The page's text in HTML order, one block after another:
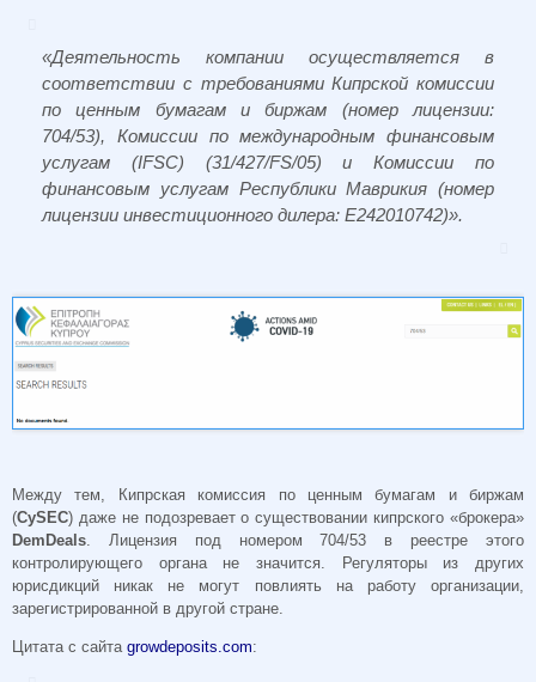
«Деятельность компании осуществляется в
соответствии с требованиями Кипрской комиссии
по ценным бумагам и биржам (номер лицензии:
704/53), Комиссии по международным финансовым
услугам (IFSC) (31/427/FS/05) и Комиссии по
финансовым услугам Республики Маврикия (номер
лицензии инвестиционного дилера: Е242010742)».
Между тем, Кипрская комиссия по ценным бумагам и биржам
(CySEC) даже не подозревает о существовании кипрского «брокера»
DemDeals . Лицензия под номером 704/53 в реестре этого
контролирующего органа не значится. Регуляторы из других
юрисдикций никак не могут повлиять на работу организации,
зарегистрированной в другой стране.
Цитата с сайта growdeposits.com: